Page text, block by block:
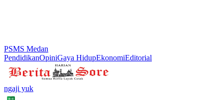
PSMS Medan
PendidikanOpiniGaya HidupEkonomiEditorial
ngaji yuk